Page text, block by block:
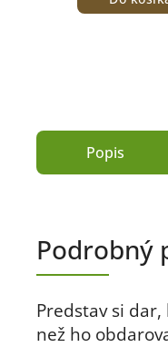
Popis
Podrobný
Predstav si
než ho